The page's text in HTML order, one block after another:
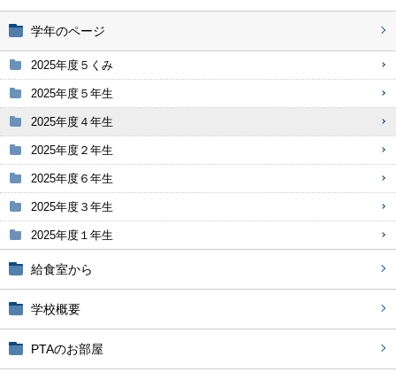
学年のページ
2025年度５くみ
2025年度５年生
2025年度４年生
2025年度２年生
2025年度６年生
2025年度３年生
2025年度１年生
給食室から
学校概要
PTAのお部屋